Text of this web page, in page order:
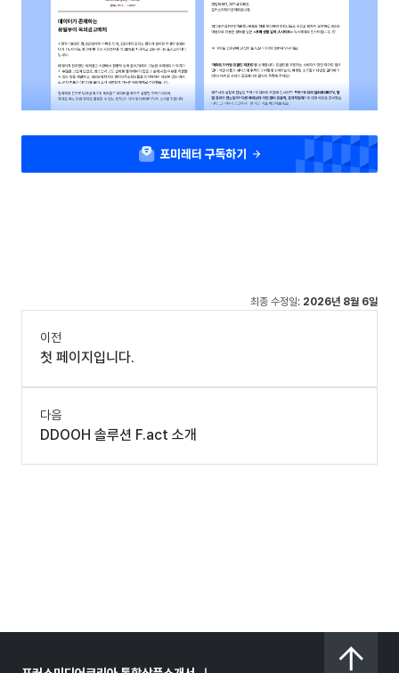
최종 수정일: 2026년 8월 6일
이전
첫 페이지입니다.
다음
DDOOH 솔루션 F.act 소개